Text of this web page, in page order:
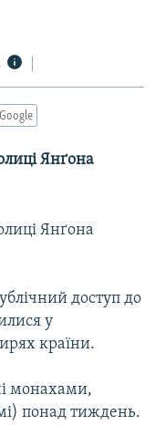
Янґона
Янґона
доступ до
у
країни.
монахами,
понад тиждень.